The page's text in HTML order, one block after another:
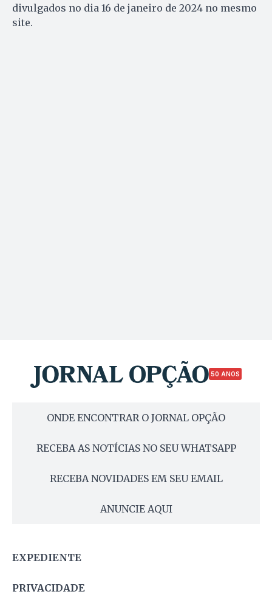
divulgados no dia 16 de janeiro de 2024 no mesmo
site.
50 ANOS
ONDE ENCONTRAR O JORNAL OPÇÃO
RECEBA AS NOTÍCIAS NO SEU WHATSAPP
RECEBA NOVIDADES EM SEU EMAIL
ANUNCIE AQUI
EXPEDIENTE
PRIVACIDADE